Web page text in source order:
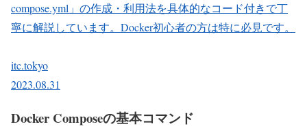
compose.yml」の作成・利用法を具体的なコード付きで丁
寧に解説しています。Docker初心者の方は特に必見です。
itc.tokyo
2023.08.31
Docker Composeの基本コマンド